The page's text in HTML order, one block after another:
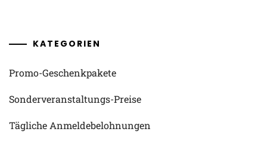
KATEGORIEN
Promo-Geschenkpakete
Sonderveranstaltungs-Preise
Tägliche Anmeldebelohnungen